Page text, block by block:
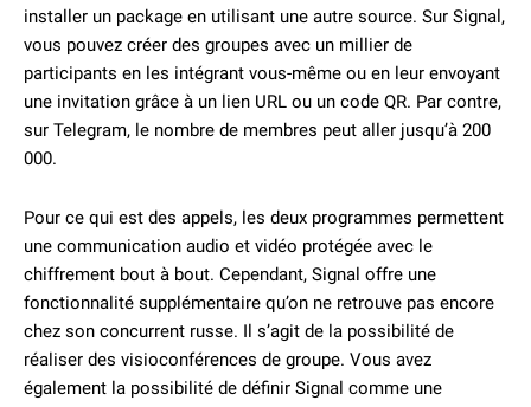
installer un package en utilisant une autre source. Sur Signal,
vous pouvez créer des groupes avec un millier de
participants en les intégrant vous-même ou en leur envoyant
une invitation grâce à un lien URL ou un code QR. Par contre,
sur Telegram, le nombre de membres peut aller jusqu’à 200
000.
Pour ce qui est des appels, les deux programmes permettent
une communication audio et vidéo protégée avec le
chiffrement bout à bout. Cependant, Signal offre une
fonctionnalité supplémentaire qu’on ne retrouve pas encore
chez son concurrent russe. Il s’agit de la possibilité de
réaliser des visioconférences de groupe. Vous avez
également la possibilité de définir Signal comme une